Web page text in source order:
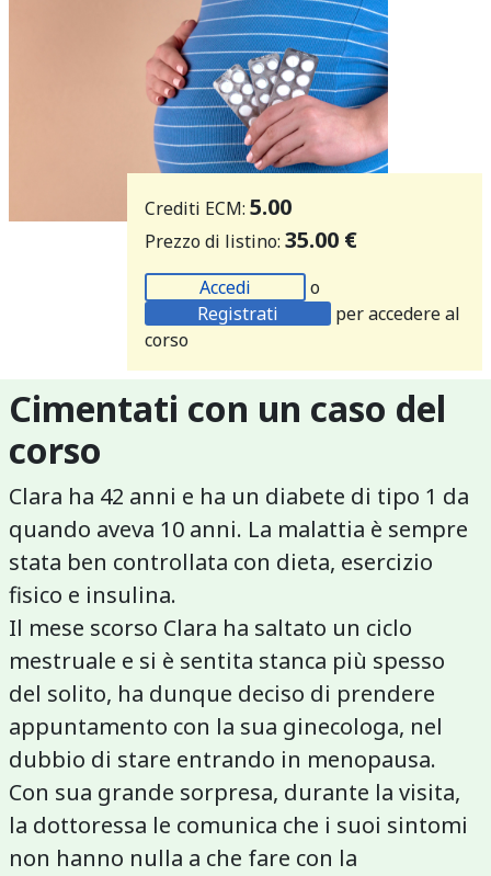
Crediti ECM: 5.00
Prezzo di listino: 35.00 €
Accedi
o
Registrati
per accedere al
corso
Cimentati con un caso del
corso
Clara ha 42 anni e ha un diabete di tipo 1 da
quando aveva 10 anni. La malattia è sempre
stata ben controllata con dieta, esercizio
fisico e insulina.
Il mese scorso Clara ha saltato un ciclo
mestruale e si è sentita stanca più spesso
del solito, ha dunque deciso di prendere
appuntamento con la sua ginecologa, nel
dubbio di stare entrando in menopausa.
Con sua grande sorpresa, durante la visita,
la dottoressa le comunica che i suoi sintomi
non hanno nulla a che fare con la